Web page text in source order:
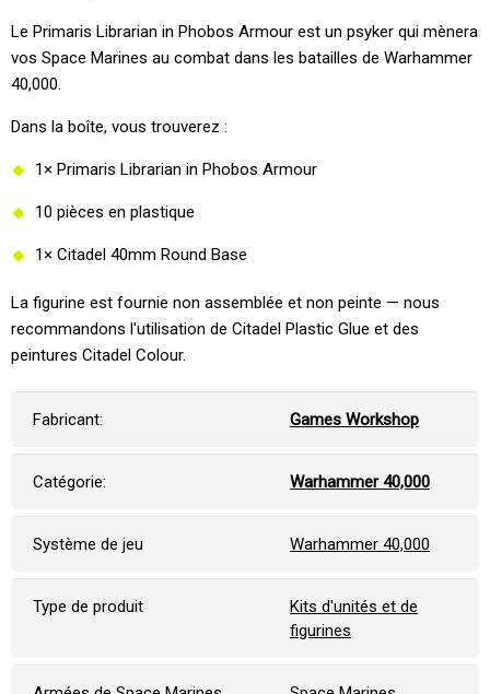
Le Primaris Librarian in Phobos Armour est un psyker qui mènera
vos Space Marines au combat dans les batailles de Warhammer
40,000.
Dans la boîte, vous trouverez :
1× Primaris Librarian in Phobos Armour
10 pièces en plastique
1× Citadel 40mm Round Base
La figurine est fournie non assemblée et non peinte — nous
recommandons l'utilisation de Citadel Plastic Glue et des
peintures Citadel Colour.
Fabricant: Games Workshop
Catégorie: Warhammer 40,000
Système de jeu Warhammer 40,000
Type de produit
Kits d'unités et de
figurines